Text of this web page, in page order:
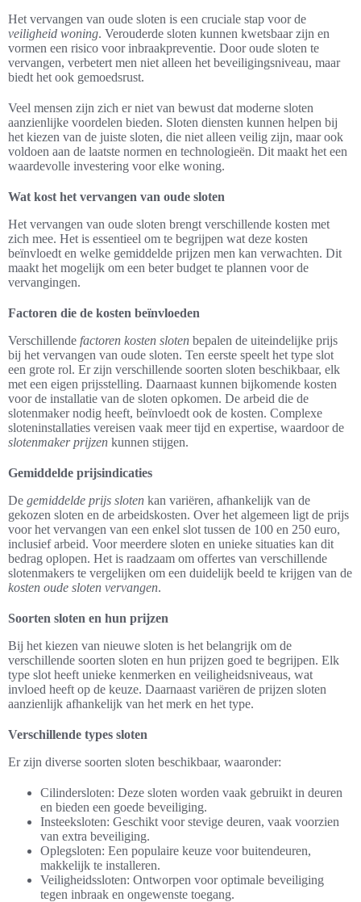
Het vervangen van oude sloten is een cruciale stap voor de
veiligheid woning. Verouderde sloten kunnen kwetsbaar zijn en
vormen een risico voor inbraakpreventie. Door oude sloten te
vervangen, verbetert men niet alleen het beveiligingsniveau, maar
biedt het ook gemoedsrust.
Veel mensen zijn zich er niet van bewust dat moderne sloten
aanzienlijke voordelen bieden. Sloten diensten kunnen helpen bij
het kiezen van de juiste sloten, die niet alleen veilig zijn, maar ook
voldoen aan de laatste normen en technologieën. Dit maakt het een
waardevolle investering voor elke woning.
Wat kost het vervangen van oude sloten
Het vervangen van oude sloten brengt verschillende kosten met
zich mee. Het is essentieel om te begrijpen wat deze kosten
beïnvloedt en welke gemiddelde prijzen men kan verwachten. Dit
maakt het mogelijk om een beter budget te plannen voor de
vervangingen.
Factoren die de kosten beïnvloeden
Verschillende factoren kosten sloten bepalen de uiteindelijke prijs
bij het vervangen van oude sloten. Ten eerste speelt het type slot
een grote rol. Er zijn verschillende soorten sloten beschikbaar, elk
met een eigen prijsstelling. Daarnaast kunnen bijkomende kosten
voor de installatie van de sloten opkomen. De arbeid die de
slotenmaker nodig heeft, beïnvloedt ook de kosten. Complexe
sloteninstallaties vereisen vaak meer tijd en expertise, waardoor de
slotenmaker prijzen kunnen stijgen.
Gemiddelde prijsindicaties
De gemiddelde prijs sloten kan variëren, afhankelijk van de
gekozen sloten en de arbeidskosten. Over het algemeen ligt de prijs
voor het vervangen van een enkel slot tussen de 100 en 250 euro,
inclusief arbeid. Voor meerdere sloten en unieke situaties kan dit
bedrag oplopen. Het is raadzaam om offertes van verschillende
slotenmakers te vergelijken om een duidelijk beeld te krijgen van de
kosten oude sloten vervangen.
Soorten sloten en hun prijzen
Bij het kiezen van nieuwe sloten is het belangrijk om de
verschillende soorten sloten en hun prijzen goed te begrijpen. Elk
type slot heeft unieke kenmerken en veiligheidsniveaus, wat
invloed heeft op de keuze. Daarnaast variëren de prijzen sloten
aanzienlijk afhankelijk van het merk en het type.
Verschillende types sloten
Er zijn diverse soorten sloten beschikbaar, waaronder:
Cilindersloten: Deze sloten worden vaak gebruikt in deuren
en bieden een goede beveiliging.
Insteeksloten: Geschikt voor stevige deuren, vaak voorzien
van extra beveiliging.
Oplegsloten: Een populaire keuze voor buitendeuren,
makkelijk te installeren.
Veiligheidssloten: Ontworpen voor optimale beveiliging
tegen inbraak en ongewenste toegang.